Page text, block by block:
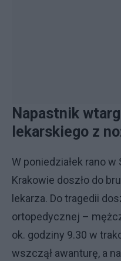
Napastnik
lekarskiego z
W poniedziałek rano
Krakowie doszło do
lekarza. Do tragedii
ortopedycznej –
ok. godziny 9.30 w
wszczął awanturę, a